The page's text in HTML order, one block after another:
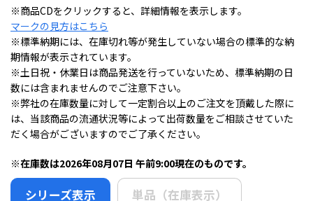
※商品CDをクリックすると、詳細情報を表示します。
マークの見方はこちら
※標準納期には、在庫切れ等が発生していない場合の標準的な納
期情報が表示されています。
※土日祝・休業日は商品発送を行っていないため、標準納期の日
数には含まれませんのでご注意下さい。
※弊社の在庫数量に対して一定割合以上のご注文を頂戴した際に
は、当該商品の流通状況等によって出荷数量をご相談させていた
だく場合がございますのでご了承ください。
※在庫数は2026年08月07日 午前9:00現在のものです。
シリーズ表示 単品（在庫表示）